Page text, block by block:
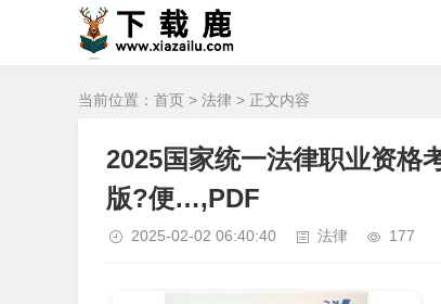
当前位置： 首页 > 法律 > 正文内容
2025国家统一法律职业资格
版?便…,PDF
2025-02-02 06:40:40 法律 177